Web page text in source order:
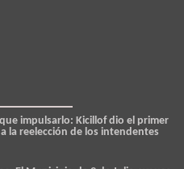
impulsarlo: Kicillof dio el primer
la reelección de los intendentes